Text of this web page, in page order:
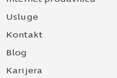
Usluge
Kontakt
Blog
Karijera